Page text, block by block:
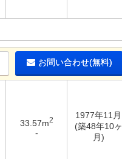
お問い合わせ(無料)
33.57m2
-
1977年11月
(築48年10ヶ
月)